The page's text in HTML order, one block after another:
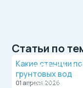
Монтаж
на участке
Официальный
Статьи по
Какие станции
грунтовых вод
01 апреля 2026